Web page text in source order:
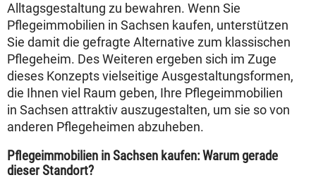
Alltagsgestaltung zu bewahren. Wenn Sie
Pflegeimmobilien in Sachsen kaufen, unterstützen
Sie damit die gefragte Alternative zum klassischen
Pflegeheim. Des Weiteren ergeben sich im Zuge
dieses Konzepts vielseitige Ausgestaltungsformen,
die Ihnen viel Raum geben, Ihre Pflegeimmobilien
in Sachsen attraktiv auszugestalten, um sie so von
anderen Pflegeheimen abzuheben.
Pflegeimmobilien in Sachsen kaufen: Warum gerade
dieser Standort?